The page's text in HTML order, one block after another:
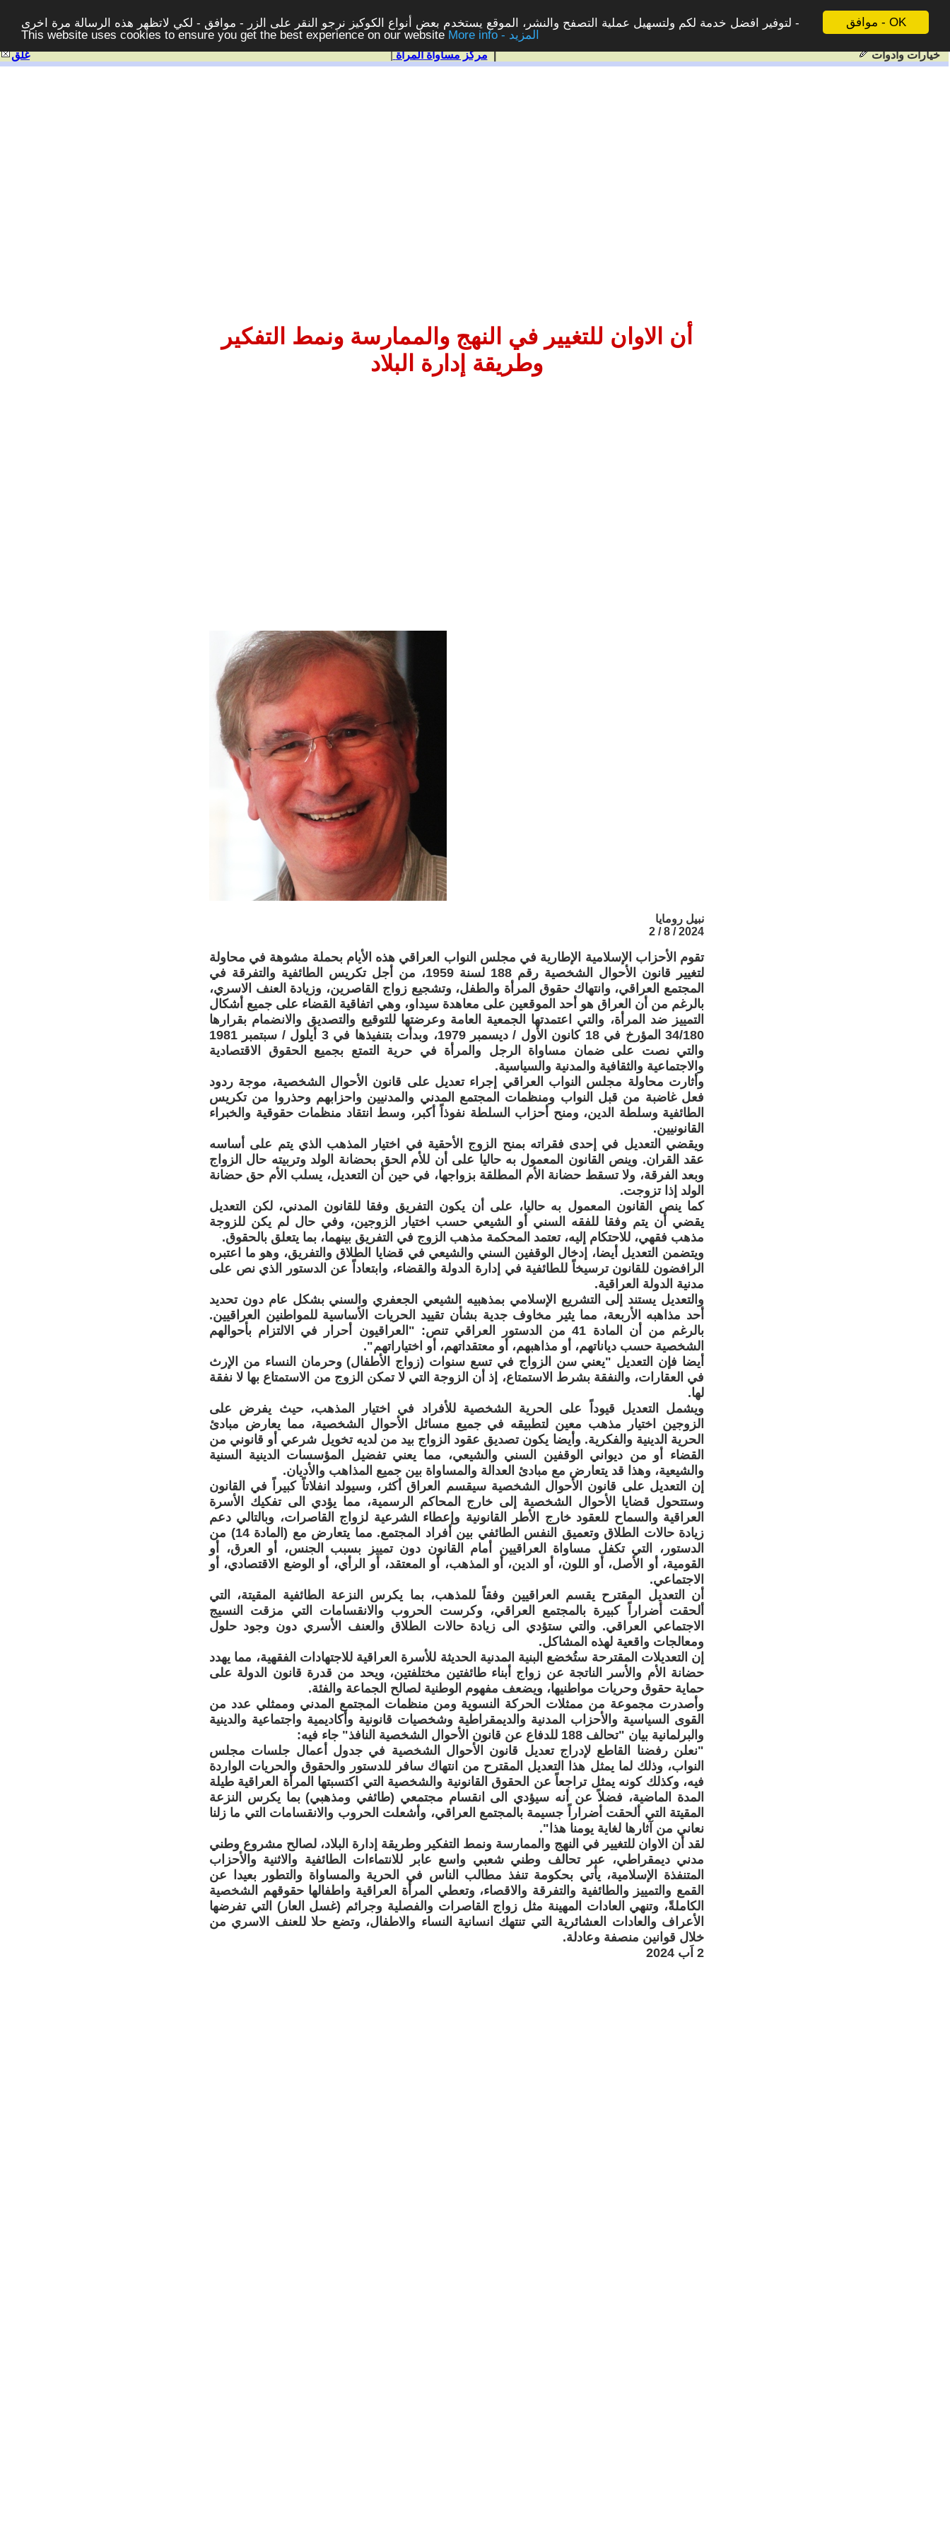
موافق - OK
لتوفير افضل خدمة لكم ولتسهيل عملية التصفح والنشر، الموقع يستخدم بعض أنواع الكوكيز نرجو النقر على الزر - موافق - لكي لاتظهر هذه الرسالة مرة اخرى -
This website uses cookies to ensure you get the best experience on our website
More info - المزيد
غلق | مركز مساواة المرأة| خيارات وادوات
أن الاوان للتغيير في النهج والممارسة ونمط التفكير
وطريقة إدارة البلاد
نبيل رومايا
2024 / 8 / 2
تقوم الأحزاب الإسلامية الإطارية في مجلس النواب العراقي هذه الأيام بحملة مشوهة في محاولة
لتغيير قانون الأحوال الشخصية رقم 188 لسنة 1959، من أجل تكريس الطائفية والتفرقة في
المجتمع العراقي، وانتهاك حقوق المرأة والطفل، وتشجيع زواج القاصرين، وزيادة العنف الاسري،
بالرغم من أن العراق هو أحد الموقعين على معاهدة سيداو، وهي اتفاقية القضاء على جميع أشكال
التمييز ضد المرأة، والتي اعتمدتها الجمعية العامة وعرضتها للتوقيع والتصديق والانضمام بقرارها
34/180 المؤرخ في 18 كانون الأول / ديسمبر 1979، وبدأت بتنفيذها في 3 أيلول / سبتمبر 1981
والتي نصت على ضمان مساواة الرجل والمرأة في حرية التمتع بجميع الحقوق الاقتصادية
والاجتماعية والثقافية والمدنية والسياسية.
وأثارت محاولة مجلس النواب العراقي إجراء تعديل على قانون الأحوال الشخصية، موجة ردود
فعل غاضبة من قبل النواب ومنظمات المجتمع المدني والمدنيين واحزابهم وحذروا من تكريس
الطائفية وسلطة الدين، ومنح أحزاب السلطة نفوذاً أكبر، وسط انتقاد منظمات حقوقية والخبراء
القانونيين.
ويقضي التعديل في إحدى فقراته بمنح الزوج الأحقية في اختيار المذهب الذي يتم على أساسه
عقد القران. وينص القانون المعمول به حاليا على أن للأم الحق بحضانة الولد وتربيته حال الزواج
وبعد الفرقة، ولا تسقط حضانة الأم المطلقة بزواجها، في حين أن التعديل، يسلب الأم حق حضانة
الولد إذا تزوجت.
كما ينص القانون المعمول به حاليا، على أن يكون التفريق وفقا للقانون المدني، لكن التعديل
يقضي أن يتم وفقا للفقه السني أو الشيعي حسب اختيار الزوجين، وفي حال لم يكن للزوجة
مذهب فقهي، للاحتكام إليه، تعتمد المحكمة مذهب الزوج في التفريق بينهما، بما يتعلق بالحقوق.
ويتضمن التعديل أيضا، إدخال الوقفين السني والشيعي في قضايا الطلاق والتفريق، وهو ما اعتبره
الرافضون للقانون ترسيخاً للطائفية في إدارة الدولة والقضاء، وابتعاداً عن الدستور الذي نص على
مدنية الدولة العراقية.
والتعديل يستند إلى التشريع الإسلامي بمذهبيه الشيعي الجعفري والسني بشكل عام دون تحديد
أحد مذاهبه الأربعة، مما يثير مخاوف جدية بشأن تقييد الحريات الأساسية للمواطنين العراقيين.
بالرغم من أن المادة 41 من الدستور العراقي تنص: "العراقيون أحرار في الالتزام بأحوالهم
الشخصية حسب دياناتهم، أو مذاهبهم، أو معتقداتهم، أو اختياراتهم".
أيضا فإن التعديل "يعني سن الزواج في تسع سنوات (زواج الأطفال) وحرمان النساء من الإرث
في العقارات، والنفقة بشرط الاستمتاع، إذ أن الزوجة التي لا تمكن الزوج من الاستمتاع بها لا نفقة
لها.
ويشمل التعديل قيوداً على الحرية الشخصية للأفراد في اختيار المذهب، حيث يفرض على
الزوجين اختيار مذهب معين لتطبيقه في جميع مسائل الأحوال الشخصية، مما يعارض مبادئ
الحرية الدينية والفكرية. وأيضا يكون تصديق عقود الزواج بيد من لديه تخويل شرعي أو قانوني من
القضاء أو من ديواني الوقفين السني والشيعي، مما يعني تفضيل المؤسسات الدينية السنية
والشيعية، وهذا قد يتعارض مع مبادئ العدالة والمساواة بين جميع المذاهب والأديان.
إن التعديل على قانون الأحوال الشخصية سيقسم العراق أكثر، وسيولد انفلاتاً كبيراً في القانون
وستتحول قضايا الأحوال الشخصية إلى خارج المحاكم الرسمية، مما يؤدي الى تفكيك الأسرة
العراقية والسماح للعقود خارج الأطر القانونية وإعطاء الشرعية لزواج القاصرات، وبالتالي دعم
زيادة حالات الطلاق وتعميق النفس الطائفي بين أفراد المجتمع. مما يتعارض مع (المادة 14) من
الدستور، التي تكفل مساواة العراقيين أمام القانون دون تمييز بسبب الجنس، أو العرق، أو
القومية، أو الأصل، أو اللون، أو الدين، أو المذهب، أو المعتقد، أو الرأي، أو الوضع الاقتصادي، أو
الاجتماعي.
أن التعديل المقترح يقسم العراقيين وفقاً للمذهب، بما يكرس النزعة الطائفية المقيتة، التي
ألحقت أضراراً كبيرة بالمجتمع العراقي، وكرست الحروب والانقسامات التي مزقت النسيج
الاجتماعي العراقي. والتي ستؤدي الى زيادة حالات الطلاق والعنف الأسري دون وجود حلول
ومعالجات واقعية لهذه المشاكل.
إن التعديلات المقترحة ستُخضع البنية المدنية الحديثة للأسرة العراقية للاجتهادات الفقهية، مما يهدد
حضانة الأم والأسر الناتجة عن زواج أبناء طائفتين مختلفتين، ويحد من قدرة قانون الدولة على
حماية حقوق وحريات مواطنيها، ويضعف مفهوم الوطنية لصالح الجماعة والفئة.
وأصدرت مجموعة من ممثلات الحركة النسوية ومن منظمات المجتمع المدني وممثلي عدد من
القوى السياسية والأحزاب المدنية والديمقراطية وشخصيات قانونية وأكاديمية واجتماعية والدينية
والبرلمانية بيان "تحالف 188 للدفاع عن قانون الأحوال الشخصية النافذ" جاء فيه:
"نعلن رفضنا القاطع لإدراج تعديل قانون الأحوال الشخصية في جدول أعمال جلسات مجلس
النواب، وذلك لما يمثل هذا التعديل المقترح من انتهاك سافر للدستور والحقوق والحريات الواردة
فيه، وكذلك كونه يمثل تراجعاً عن الحقوق القانونية والشخصية التي اكتسبتها المرأة العراقية طيلة
المدة الماضية، فضلاً عن أنه سيؤدي الى انقسام مجتمعي (طائفي ومذهبي) بما يكرس النزعة
المقيتة التي ألحقت أضراراً جسيمة بالمجتمع العراقي، وأشعلت الحروب والانقسامات التي ما زلنا
نعاني من آثارها لغاية يومنا هذا".
لقد أن الاوان للتغيير في النهج والممارسة ونمط التفكير وطريقة إدارة البلاد، لصالح مشروع وطني
مدني ديمقراطي، عبر تحالف وطني شعبي واسع عابر للانتماءات الطائفية والاثنية والأحزاب
المتنفذة الإسلامية، يأتي بحكومة تنفذ مطالب الناس في الحرية والمساواة والتطور بعيدا عن
القمع والتمييز والطائفية والتفرقة والاقصاء، وتعطي المرأة العراقية واطفالها حقوقهم الشخصية
الكاملةً، وتنهي العادات المهينة مثل زواج القاصرات والفصلية وجرائم (غسل العار) التي تفرضها
الأعراف والعادات العشائرية التي تنتهك انسانية النساء والاطفال، وتضع حلا للعنف الاسري من
خلال قوانين منصفة وعادلة.
2 اَب 2024